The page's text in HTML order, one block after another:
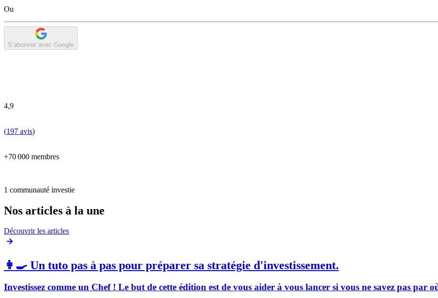
Ou
S’abonner avec Google
4,9
(197 avis)
+70 000 membres
1 communauté investie
Nos articles à la une
Découvrir les articles
👩‍🍳 Un tuto pas à pas pour préparer sa stratégie d'investissement.
Investissez comme un Chef ! Le but de cette édition est de vous aider à vous lancer si vous ne savez pas par